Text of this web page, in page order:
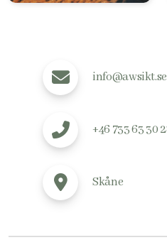
info@awsikt.se
+46 733 63 30
Skåne